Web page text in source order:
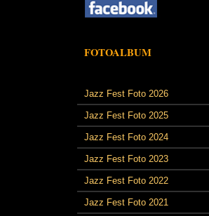
FOTOALBUM
Jazz Fest Foto 2026
Jazz Fest Foto 2025
Jazz Fest Foto 2024
Jazz Fest Foto 2023
Jazz Fest Foto 2022
Jazz Fest Foto 2021